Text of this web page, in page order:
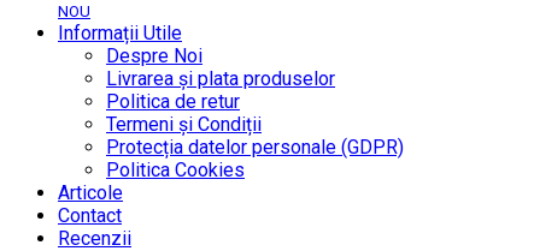
NOU
Informații Utile
Despre Noi
Livrarea și plata produselor
Politica de retur
Termeni și Condiții
Protecția datelor personale (GDPR)
Politica Cookies
Articole
Contact
Recenzii